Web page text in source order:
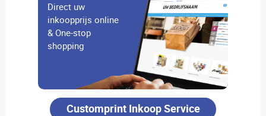
Direct uw
inkoopprijs online
& One-stop
shopping
Customprint Inkoop Service